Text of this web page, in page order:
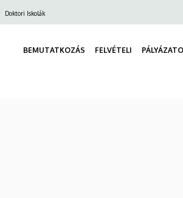
Doktori Iskolák
BEMUTATKOZÁS FELVÉTELI